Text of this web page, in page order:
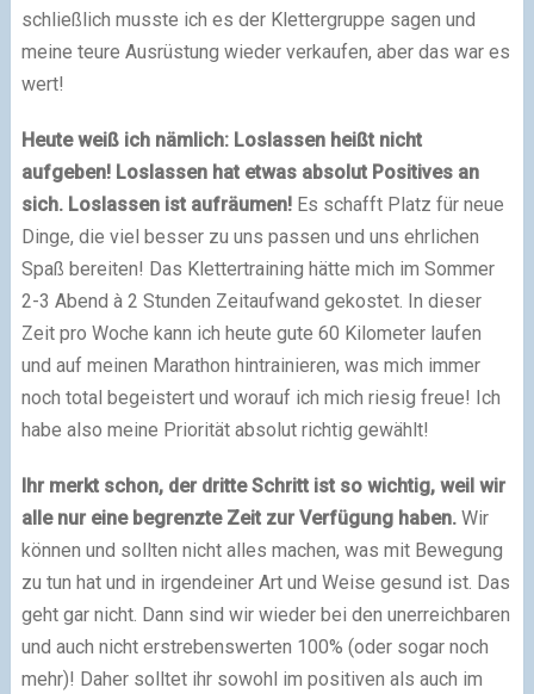
schließlich musste ich es der Klettergruppe sagen und
meine teure Ausrüstung wieder verkaufen, aber das war es
wert!
Heute weiß ich nämlich: Loslassen heißt nicht
aufgeben! Loslassen hat etwas absolut Positives an
sich. Loslassen ist aufräumen!Es schafft Platz für neue
Dinge, die viel besser zu uns passen und uns ehrlichen
Spaß bereiten! Das Klettertraining hätte mich im Sommer
2-3 Abend à 2 Stunden Zeitaufwand gekostet. In dieser
Zeit pro Woche kann ich heute gute 60 Kilometer laufen
und auf meinen Marathon hintrainieren, was mich immer
noch total begeistert und worauf ich mich riesig freue! Ich
habe also meine Priorität absolut richtig gewählt!
Ihr merkt schon, der dritte Schritt ist so wichtig, weil wir
alle nur eine begrenzte Zeit zur Verfügung haben.Wir
können und sollten nicht alles machen, was mit Bewegung
zu tun hat und in irgendeiner Art und Weise gesund ist. Das
geht gar nicht. Dann sind wir wieder bei den unerreichbaren
und auch nicht erstrebenswerten 100% (oder sogar noch
mehr)! Daher solltet ihr sowohl im positiven als auch im